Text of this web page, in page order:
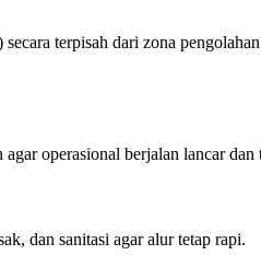
terpisah dari zona
operasional berjalan lancar
dan sanitasi agar alur tetap rapi.